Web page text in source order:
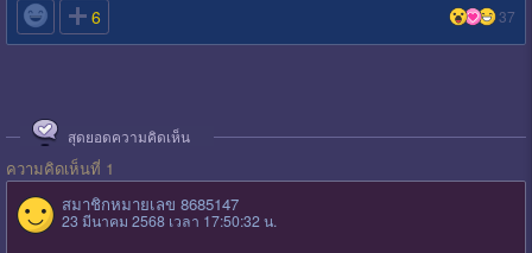
 6 37
สุดยอดความคิดเห็น
ความคิดเห็นที่ 1
สมาชิกหมายเลข 8685147
23 มีนาคม 2568 เวลา 17:50:32 น.